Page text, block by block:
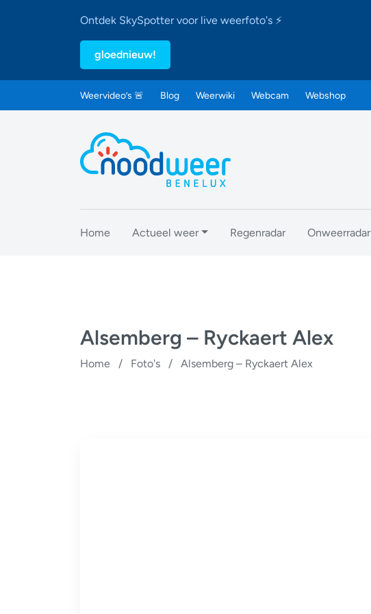
Ontdek SkySpotter voor live weerfoto's ⚡
gloednieuw!
Weervideo’s 🚨 Blog Weerwiki Webcam Webshop
Home Actueel weer Regenradar Onweerradar
Alsemberg – Ryckaert Alex
Home / Foto's / Alsemberg – Ryckaert Alex